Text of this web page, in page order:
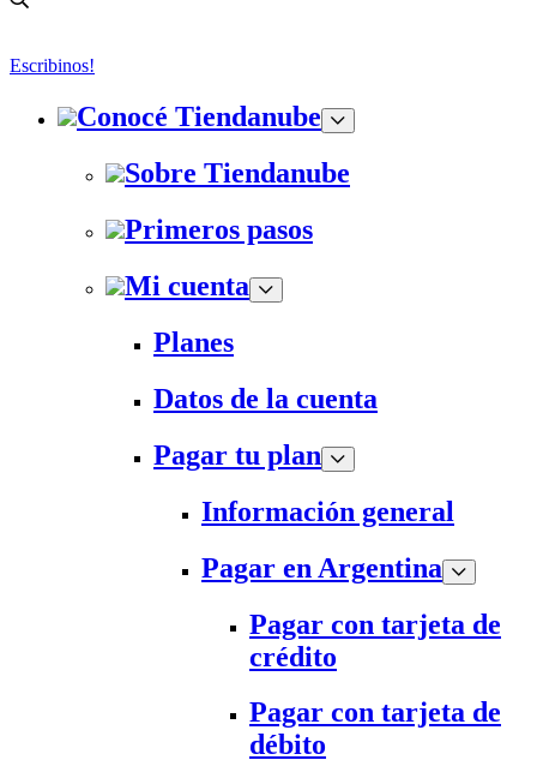
Escribinos!
Conocé Tiendanube
Sobre Tiendanube
Primeros pasos
Mi cuenta
Planes
Datos de la cuenta
Pagar tu plan
Información general
Pagar en Argentina
Pagar con tarjeta de
crédito
Pagar con tarjeta de
débito